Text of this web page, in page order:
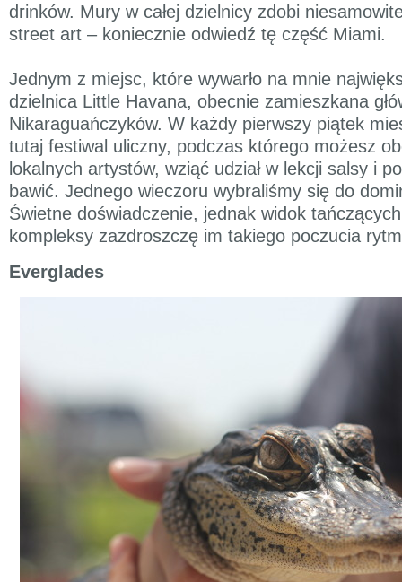
drinków. Mury w całej dzielnicy zdobi
street art – koniecznie odwiedź tę część Miami.
Jednym z miejsc, które wywarło na mnie
dzielnica Little Havana, obecnie zamieszkana
Nikaraguańczyków. W każdy pierwszy piątek
tutaj festiwal uliczny, podczas którego możesz
lokalnych artystów, wziąć udział w lekcji salsy i
bawić. Jednego wieczoru wybraliśmy się do
Świetne doświadczenie, jednak widok
kompleksy zazdroszczę im takiego poczucia
Everglades